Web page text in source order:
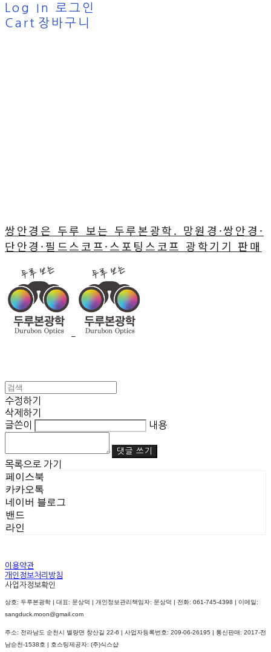
Log In
로그인
Cart 장바구니
쌍안경은 두루 보는 두루본광학. 망원경·쌍안경·
단안경·필드스코프·스포팅스코프 광학기기 판매
수정하기
삭제하기
글쓴이
내용
댓글 쓰기
목록으로 가기
페이스북
카카오톡
네이버 블로그
밴드
라인
이용약관
개인정보처리방침
사업자정보확인
상호: 두루본광학 | 대표: 문상덕 | 개인정보관리책임자: 문상덕 | 전화: 061-745-4398 | 이메일:
sangduck.moon@gmail.com
주소: 전라남도 순천시 별량면 창산길 22-6 | 사업자등록번호: 209-06-26195 | 통신판매: 2017-전
남순천-1538호 | 호스팅제공자: (주)식스샵